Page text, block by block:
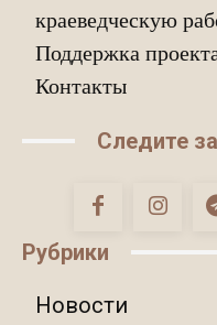
краеведческую
Поддержка
Контакты
Следите
Рубрики
Новости